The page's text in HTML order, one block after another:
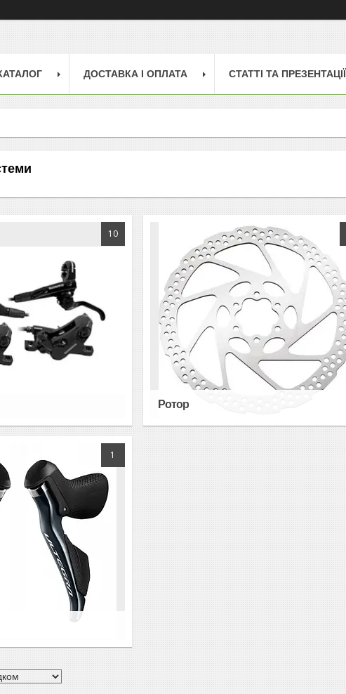
ДОСТАВКА І ОПЛАТА СТАТТІ ТА ПРЕЗЕНТАЦІЇ
10
Ротор
1